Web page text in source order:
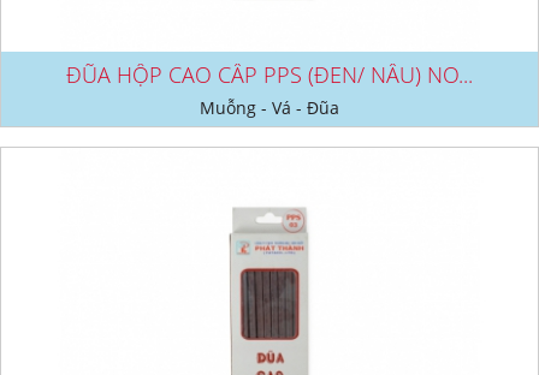
ĐŨA HỘP CAO CẤP PPS (ĐEN/ NÂU) NO...
Muỗng - Vá - Đũa